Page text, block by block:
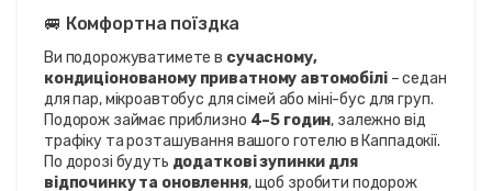
🚐 Комфортна поїздка
Ви подорожуватимете в сучасному,
кондиціонованому приватному автомобілі – седан
для пар, мікроавтобус для сімей або міні-бус для груп.
Подорож займає приблизно 4–5 годин, залежно від
трафіку та розташування вашого готелю в Каппадокії.
По дорозі будуть додаткові зупинки для
відпочинку та оновлення, щоб зробити подорож